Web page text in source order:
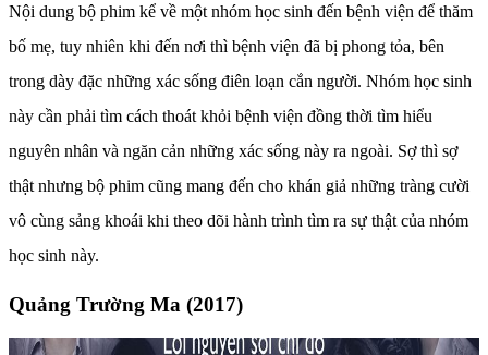
Nội dung bộ phim kể về một nhóm học sinh đến bệnh viện để thăm
bố mẹ, tuy nhiên khi đến nơi thì bệnh viện đã bị phong tỏa, bên
trong dày đặc những xác sống điên loạn cắn người. Nhóm học sinh
này cần phải tìm cách thoát khỏi bệnh viện đồng thời tìm hiểu
nguyên nhân và ngăn cản những xác sống này ra ngoài. Sợ thì sợ
thật nhưng bộ phim cũng mang đến cho khán giả những tràng cười
vô cùng sảng khoái khi theo dõi hành trình tìm ra sự thật của nhóm
học sinh này.
Quảng Trường Ma (2017)